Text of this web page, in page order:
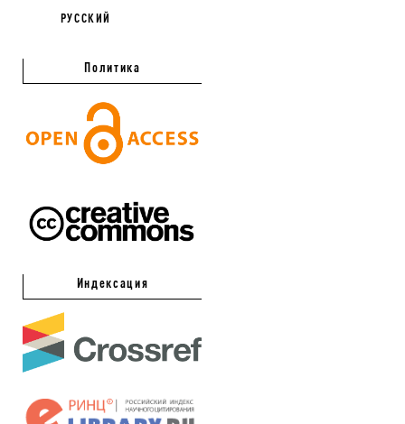
РУССКИЙ
Политика
Индексация